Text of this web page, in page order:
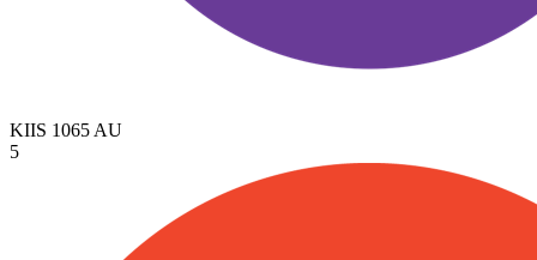
KIIS 1065 AU
5